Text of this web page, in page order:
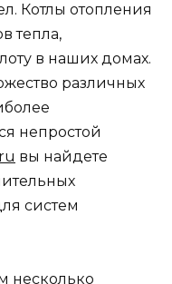
Котлы отопления
тепла,
в наших домах.
различных
непростой
вы найдете
систем
несколько